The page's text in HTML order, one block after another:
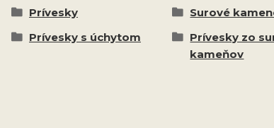
Prívesky Surové
Prívesky s úchytom
Prívesky zo
kameňov